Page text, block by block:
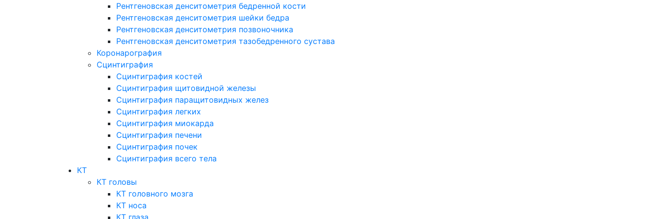
Рентгеновская денситометрия бедренной кости
Рентгеновская денситометрия шейки бедра
Рентгеновская денситометрия позвоночника
Рентгеновская денситометрия тазобедренного сустава
Коронарография
Сцинтиграфия
Сцинтиграфия костей
Сцинтиграфия щитовидной железы
Сцинтиграфия паращитовидных желез
Сцинтиграфия легких
Сцинтиграфия миокарда
Сцинтиграфия печени
Сцинтиграфия почек
Сцинтиграфия всего тела
КТ
КТ головы
КТ головного мозга
КТ носа
КТ глаза